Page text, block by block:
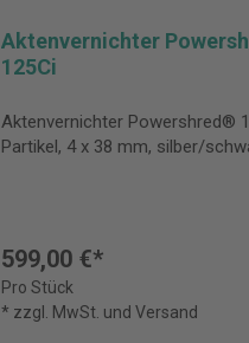
Aktenvernichter
125Ci
Aktenvernichter Powershred®
Partikel, 4 x 38 mm, silber/
599,00 €*
Pro Stück
* zzgl. MwSt. und Versand